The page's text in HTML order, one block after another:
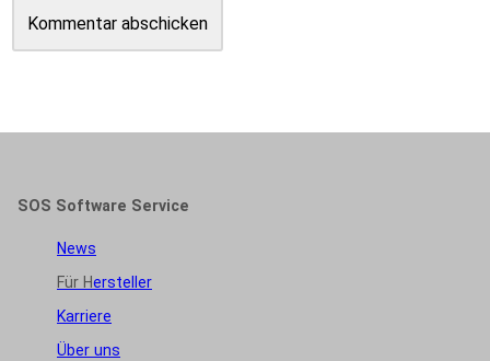
SOS Software Service
News
Für Hersteller
Karriere
Über uns